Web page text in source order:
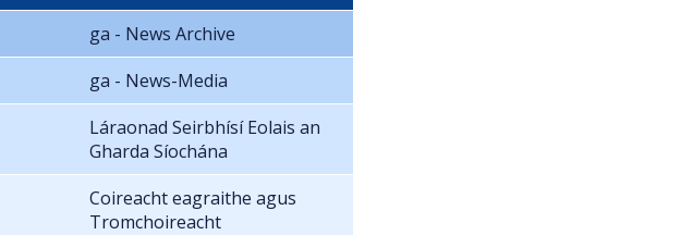
ga - News Archive
ga - News-Media
Láraonad Seirbhísí Eolais an
Gharda Síochána
Coireacht eagraithe agus
Tromchoireacht